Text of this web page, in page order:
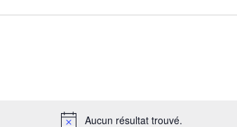
Aucun résultat trouvé.